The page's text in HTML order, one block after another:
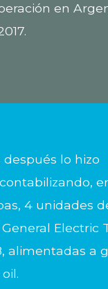
en
después lo hizo
4 unidades
Electric
alimentadas a